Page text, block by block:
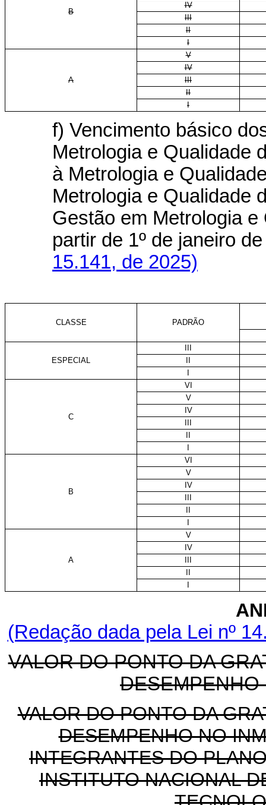
B
IV
III
II
I
A
V
IV
III
II
I
f) Vencimento básico
Metrologia e Qualidade
à Metrologia e
Metrologia e Qualidade
Gestão em Metrologia
partir de 1º de janeiro
15.141, de 2025)
CLASSE PADRÃO
ESPECIAL
C
VI
V
IV
B
VI
V
IV
A
V
IV
(Redação dada pela Lei nº
VALOR DO PONTO DA
VALOR DO PONTO DA
DESEMPENHO NO
INTEGRANTES DO
INSTITUTO NACIONAL